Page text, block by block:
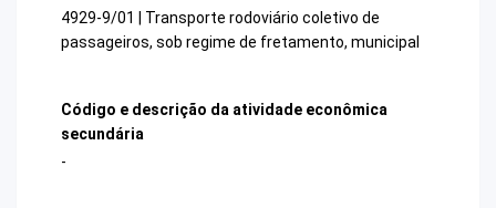
4929-9/01 | Transporte rodoviário coletivo de
passageiros, sob regime de fretamento, municipal
Código e descrição da atividade econômica
secundária
-